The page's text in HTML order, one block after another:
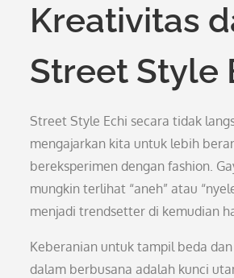
Kreativitas
Street Style
Street Style Echi secara tidak
mengajarkan kita untuk lebih
bereksperimen dengan fashion.
mungkin terlihat “aneh” atau
menjadi trendsetter di kemudian
Keberanian untuk tampil beda
dalam berbusana adalah kunci